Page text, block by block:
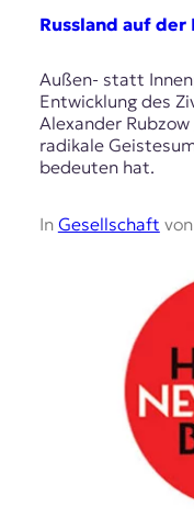
Russland auf
Außen- statt
Entwicklung des
Alexander
radikale
bedeuten hat.
In Gesellschaft von